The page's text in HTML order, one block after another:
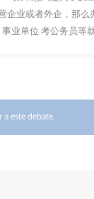
企业或者外企，那
业单位 考公务员等
este debate.